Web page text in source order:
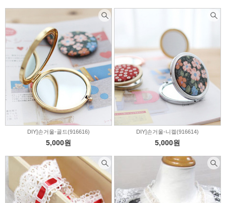
DIY]손거울-골드(916616)
5,000원
DIY]손거울-니켈(916614)
5,000원